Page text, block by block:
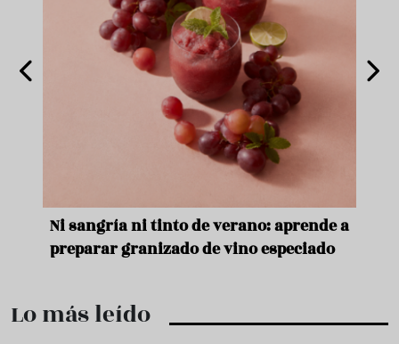
Ni sangría ni tinto de verano: aprende a
preparar granizado de vino especiado
Lo más leído